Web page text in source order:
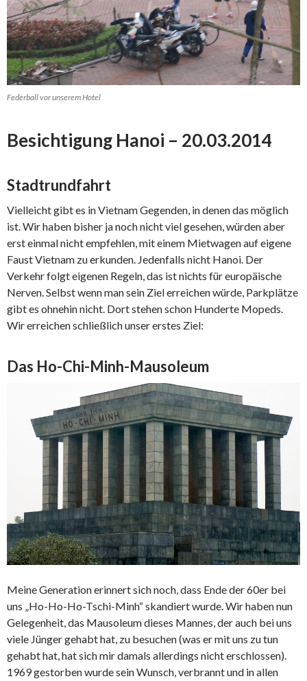
Federball vor unserem Hotel
Besichtigung Hanoi – 20.03.2014
Stadtrundfahrt
Vielleicht gibt es in Vietnam Gegenden, in denen das möglich
ist. Wir haben bisher ja noch nicht viel gesehen, würden aber
erst einmal nicht empfehlen, mit einem Mietwagen auf eigene
Faust Vietnam zu erkunden. Jedenfalls nicht Hanoi. Der
Verkehr folgt eigenen Regeln, das ist nichts für europäische
Nerven. Selbst wenn man sein Ziel erreichen würde, Parkplätze
gibt es ohnehin nicht. Dort stehen schon Hunderte Mopeds.
Wir erreichen schließlich unser erstes Ziel:
Das Ho-Chi-Minh-Mausoleum
Meine Generation erinnert sich noch, dass Ende der 60er bei
uns „Ho-Ho-Ho-Tschi-Minh“ skandiert wurde. Wir haben nun
Gelegenheit, das Mausoleum dieses Mannes, der auch bei uns
viele Jünger gehabt hat, zu besuchen (was er mit uns zu tun
gehabt hat, hat sich mir damals allerdings nicht erschlossen).
1969 gestorben wurde sein Wunsch, verbrannt und in allen